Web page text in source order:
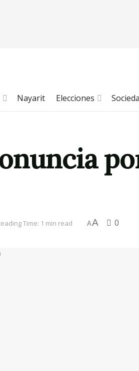
Nayarit Elecciones
Time: 1 min read AA 0